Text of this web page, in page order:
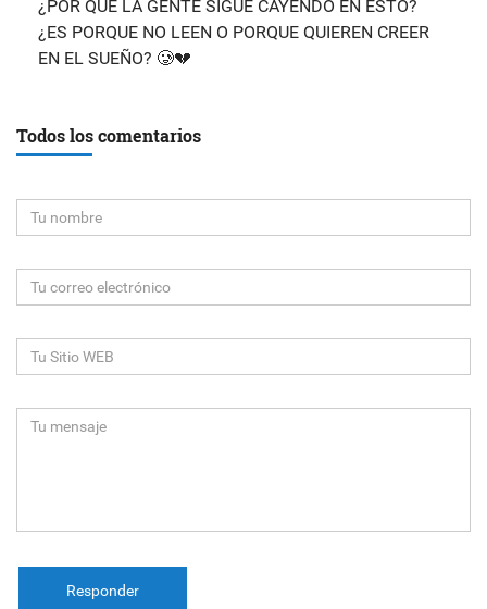
¿POR QUÉ LA GENTE SIGUE CAYENDO EN ESTO?
¿ES PORQUE NO LEEN O PORQUE QUIEREN CREER
EN EL SUEÑO? 🥲💔
Todos los comentarios
Responder